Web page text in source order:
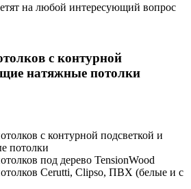
на любой интересующий вопрос
с контурной
натяжные потолки
с контурной подсветкой и
потолки
под дерево TensionWood
Cerutti, Clipso, ПВХ (белые и с